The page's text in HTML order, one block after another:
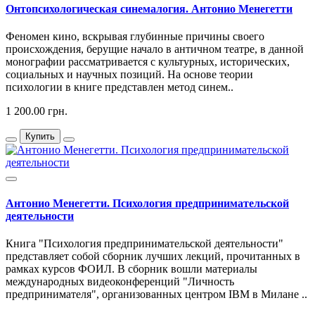
Онтопсихологическая синемалогия. Антонио Менегетти
Феномен кино, вскрывая глубинные причины своего
происхождения, берущие начало в античном театре, в данной
монографии рассматривается с культурных, исторических,
социальных и научных позиций. На основе теории
психологии в книге представлен метод синем..
1 200.00 грн.
Купить
Антонио Менегетти. Психология предпринимательской
деятельности
Книга "Психология предпринимательской деятельности"
представляет собой сборник лучших лекций, прочитанных в
рамках курсов ФОИЛ. В сборник вошли материалы
международных видеоконференций "Личность
предпринимателя", организованных центром IBM в Милане ..